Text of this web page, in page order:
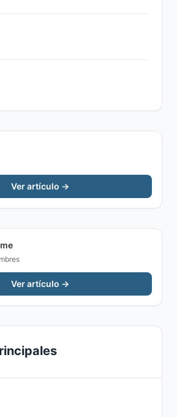
Ver artículo →
Ver artículo →